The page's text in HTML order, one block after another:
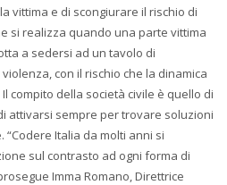
vittima e di scongiurare il rischio di
si realizza quando una parte vittima
a sedersi ad un tavolo di
con il rischio che la dinamica
compito della società civile è quello di
attivarsi sempre per trovare soluzioni
Italia da molti anni si
sul contrasto ad ogni forma di
Imma Romano, Direttrice